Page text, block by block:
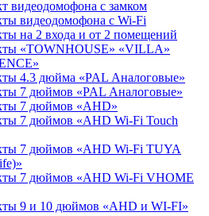
видеодомофона c замком
видеодомофона с Wi-Fi
на 2 входа и от 2 помещений
«TOWNHOUSE» «VILLA»
4.3 дюйма «PAL Аналоговые»
7 дюймов «PAL Аналоговые»
7 дюймов «AHD»
7 дюймов «AHD Wi-Fi Touch
7 дюймов «AHD Wi-Fi TUYA
7 дюймов «AHD Wi-Fi VHOME
9 и 10 дюймов «AHD и WI-FI»